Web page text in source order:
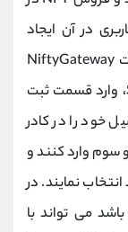
در آن ایجاد
کنند. برای این کار کاربران باید وارد وب سایت NiftyGateway
شوند و سپس با کلیک بر روی گزینه SignUp، وارد قسمت ثبت
خود را در کادر
سوم وارد کنند و
نمایند. در
می تواند با